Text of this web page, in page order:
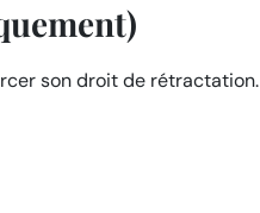
son droit de rétractation.